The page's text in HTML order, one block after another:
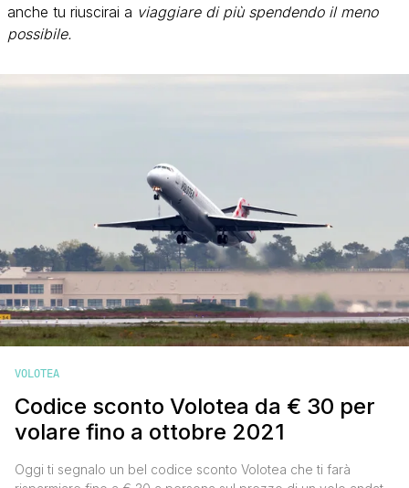
anche tu riuscirai a viaggiare di più spendendo il meno
possibile.
VOLOTEA
Codice sconto Volotea da € 30 per
volare fino a ottobre 2021
Oggi ti segnalo un bel codice sconto Volotea che ti farà